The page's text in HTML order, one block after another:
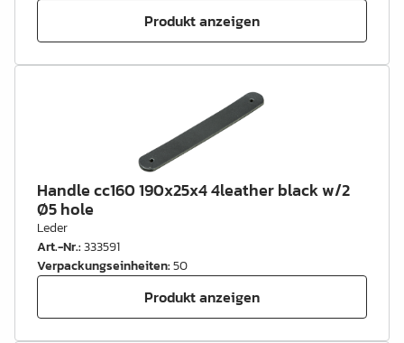
Produkt anzeigen
Handle cc160 190x25x4 4leather black w/2
Ø5 hole
Leder
Art.-Nr.:333591
Verpackungseinheiten:50
Produkt anzeigen